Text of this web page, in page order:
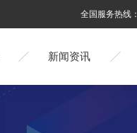
全国服务热线：
新闻资讯